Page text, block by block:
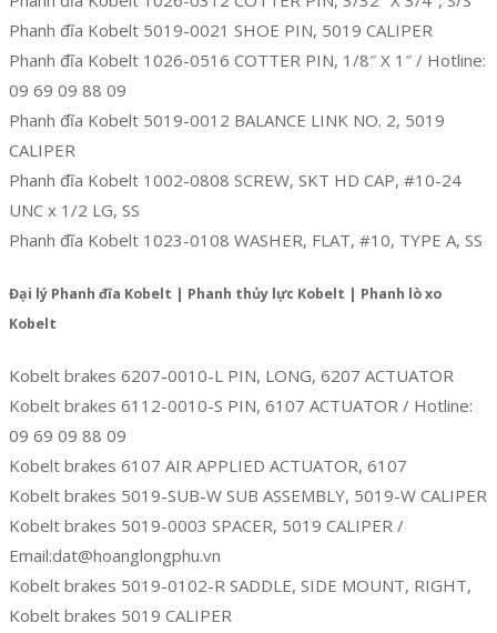
Phanh đĩa Kobelt 5019-0021 SHOE PIN, 5019 CALIPER
Phanh đĩa Kobelt 1026-0516 COTTER PIN, 1/8″ X 1″ / Hotline:
09 69 09 88 09
Phanh đĩa Kobelt 5019-0012 BALANCE LINK NO. 2, 5019
CALIPER
Phanh đĩa Kobelt 1002-0808 SCREW, SKT HD CAP, #10-24
UNC x 1/2 LG, SS
Phanh đĩa Kobelt 1023-0108 WASHER, FLAT, #10, TYPE A, SS
Đại lý Phanh đĩa Kobelt | Phanh thủy lực Kobelt | Phanh lò xo
Kobelt
Kobelt brakes 6207-0010-L PIN, LONG, 6207 ACTUATOR
Kobelt brakes 6112-0010-S PIN, 6107 ACTUATOR / Hotline:
09 69 09 88 09
Kobelt brakes 6107 AIR APPLIED ACTUATOR, 6107
Kobelt brakes 5019-SUB-W SUB ASSEMBLY, 5019-W CALIPER
Kobelt brakes 5019-0003 SPACER, 5019 CALIPER /
Email:dat@hoanglongphu.vn
Kobelt brakes 5019-0102-R SADDLE, SIDE MOUNT, RIGHT,
Kobelt brakes 5019 CALIPER